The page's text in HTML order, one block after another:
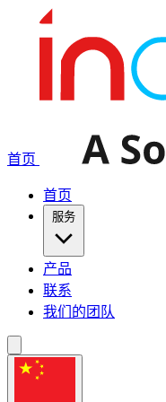
首页
首页
产品
联系
我们的团队